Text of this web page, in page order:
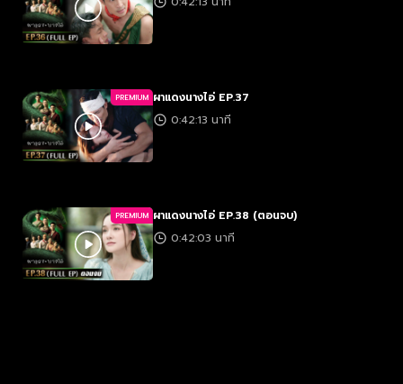
PREMIUM ผาแดงนางไอ่ EP.37
0:42:13 นาที
PREMIUM ผาแดงนางไอ่ EP.38 (ตอนจบ)
0:42:03 นาที